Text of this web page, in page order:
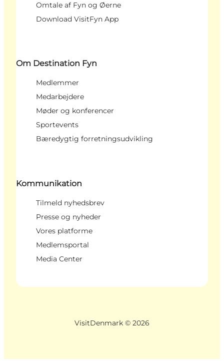
Omtale af Fyn og Øerne
Download VisitFyn App
Om Destination Fyn
Medlemmer
Medarbejdere
Møder og konferencer
Sportevents
Bæredygtig forretningsudvikling
Kommunikation
Tilmeld nyhedsbrev
Presse og nyheder
Vores platforme
Medlemsportal
Media Center
VisitDenmark © 2026